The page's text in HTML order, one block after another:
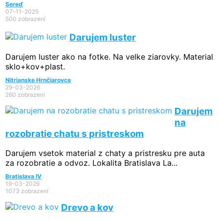
Sereď
07-11-2025
500 zobrazení
Darujem luster
Darujem luster ako na fotke. Na velke ziarovky. Material
sklo+kov+plast.
Nitrianske Hrnčiarovce
29-03-2026
260 zobrazení
Darujem
na
rozobratie chatu s pristreskom
Darujem vsetok material z chaty a pristresku pre auta
za rozobratie a odvoz. Lokalita Bratislava La...
Bratislava IV
19-03-2026
1073 zobrazení
Drevo a kov